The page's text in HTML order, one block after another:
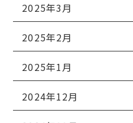
2025年3月
2025年2月
2025年1月
2024年12月